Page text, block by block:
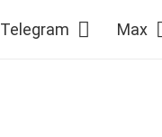
Telegram Max